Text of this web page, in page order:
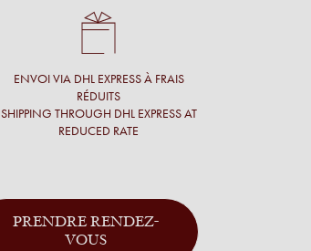
ENVOI VIA DHL EXPRESS À FRAIS
RÉDUITS
SHIPPING THROUGH DHL EXPRESS AT
REDUCED RATE
PRENDRE RENDEZ-
VOUS